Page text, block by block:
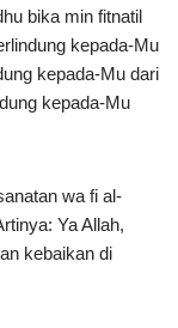
bika min fitnatil
kepada-Mu
kepada-Mu dari
kepada-Mu
wa fi al-
Ya Allah,
kebaikan di